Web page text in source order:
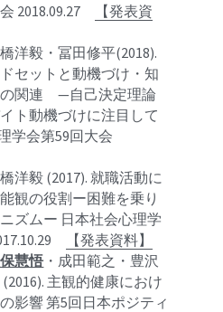
2018.09.27
【発表資
洋毅・冨田修平(2018).
セットと動機づけ・知
関連　—自己決定理論
ト動機づけに注目して
学会第59回大会
洋毅 (2017). 就職活動に
観の役割ー困難を乗り
ズムー 日本社会心理学
【発表資料】
慧悟・成田範之・豊沢
主観的健康におけ
影響 第5回日本ポジティ